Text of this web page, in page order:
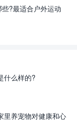
?最适合户外运动
什么样的?
里养宠物对健康和心